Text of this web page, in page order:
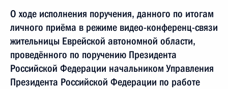
О ходе исполнения поручения, данного по итогам
личного приёма в режиме видео-конференц-связи
жительницы Еврейской автономной области,
проведённого по поручению Президента
Российской Федерации начальником Управления
Президента Российской Федерации по работе